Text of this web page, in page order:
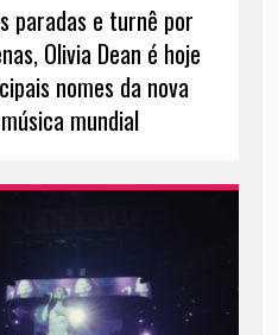
paradas e turnê por
Olivia Dean é hoje
nomes da nova
mundial